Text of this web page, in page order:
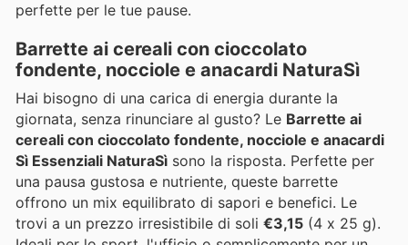
perfette per le tue pause.
Barrette ai cereali con cioccolato
fondente, nocciole e anacardi NaturaSì
Hai bisogno di una carica di energia durante la
giornata, senza rinunciare al gusto? Le Barrette ai
cereali con cioccolato fondente, nocciole e anacardi
Sì Essenziali NaturaSì sono la risposta. Perfette per
una pausa gustosa e nutriente, queste barrette
offrono un mix equilibrato di sapori e benefici. Le
trovi a un prezzo irresistibile di soli €3,15 (4 x 25 g).